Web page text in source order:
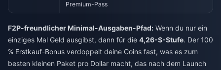
Premium-Pass
F2P-freundlicher Minimal-Ausgaben-Pfad: Wenn du nur ein
einziges Mal Geld ausgibst, dann für die 4,26-$-Stufe. Der 100
% Erstkauf-Bonus verdoppelt deine Coins fast, was es zum
besten kleinen Paket pro Dollar macht, das nach dem Launch